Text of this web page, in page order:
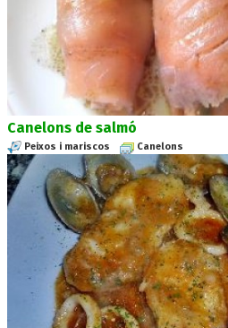
Canelons de salmó
Peixos i mariscos Canelons